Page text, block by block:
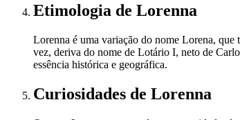
Etimologia de Lorenna
Lorenna é uma variação do nome Lorena, que
vez, deriva do nome de Lotário I, neto de
essência histórica e geográfica.
Curiosidades de Lorenna